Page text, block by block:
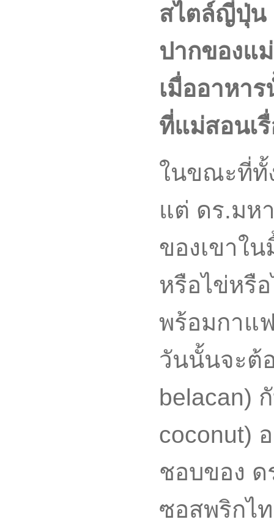
สไตล์ญี่ปุ่น
ปากของแ
เมื่ออาหา
ที่แม่สอนเ
ในขณะที่ทั้
แต่ ดร.มห
ของเขาใ
หรือไข่หรื
พร้อมกาแ
วันนั้นจะต้
belacan)
coconut)
ชอบของ ด
ซอสพริกไ